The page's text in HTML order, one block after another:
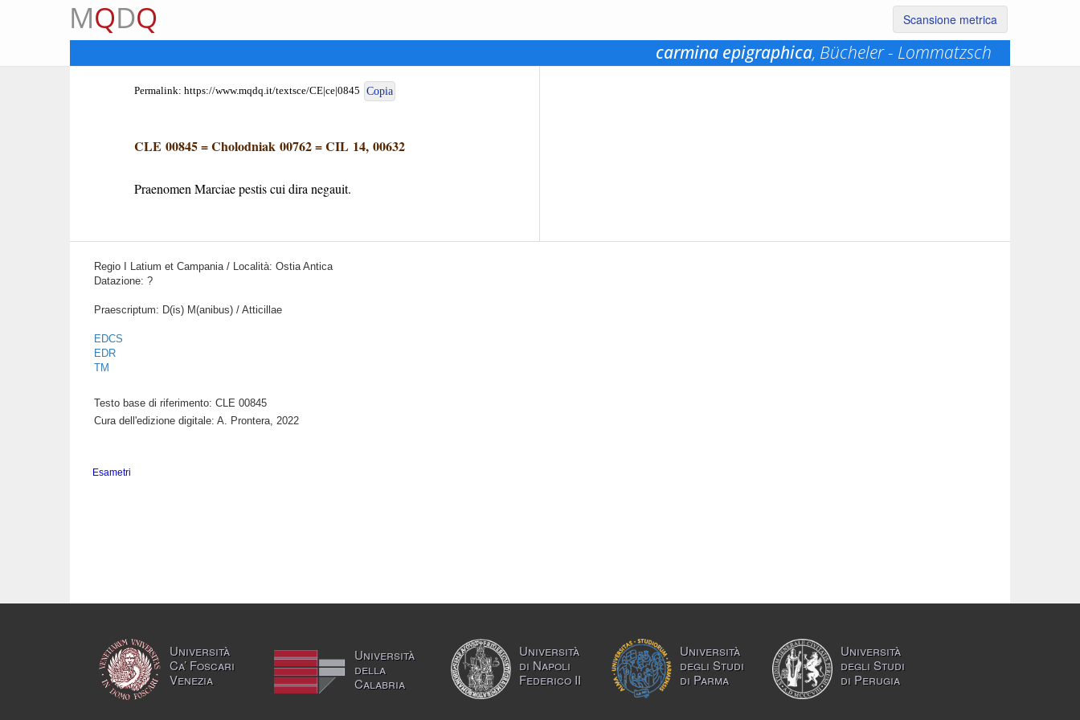
MQDQ Scansione metrica
carmina epigraphica, Bücheler - Lommatzsch
Permalink: https://www.mqdq.it/textsce/CE|ce|0845 Copia
CLE 00845=Cholodniak 00762=CIL 14, 00632
Praenomen Marciae pestis cui dira negauit.
Regio I Latium et Campania / Località: Ostia Antica
Datazione: ?
Praescriptum: D(is) M(anibus) / Atticillae
EDCS
EDR
TM
Testo base di riferimento: CLE 00845
Cura dell'edizione digitale: A. Prontera, 2022
Esametri
Università
Ca’ Foscari
Venezia
Università
della
Calabria
Università
di Napoli
Federico II
Università
degli Studi
di Parma
Università
degli Studi
di Perugia